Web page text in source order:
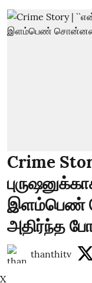
Crime
இளம்பெண்
அதிர்ந்த
thanthitv
X